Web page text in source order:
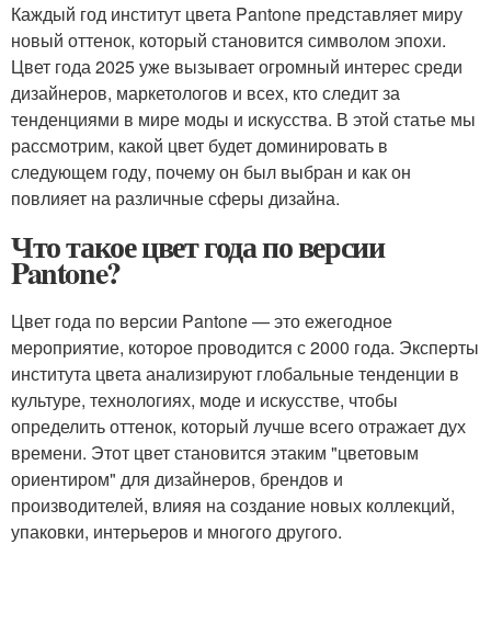
Каждый год институт цвета Pantone представляет миру
новый оттенок, который становится символом эпохи.
Цвет года 2025 уже вызывает огромный интерес среди
дизайнеров, маркетологов и всех, кто следит за
тенденциями в мире моды и искусства. В этой статье мы
рассмотрим, какой цвет будет доминировать в
следующем году, почему он был выбран и как он
повлияет на различные сферы дизайна.
Что такое цвет года по версии
Pantone?
Цвет года по версии Pantone — это ежегодное
мероприятие, которое проводится с 2000 года. Эксперты
института цвета анализируют глобальные тенденции в
культуре, технологиях, моде и искусстве, чтобы
определить оттенок, который лучше всего отражает дух
времени. Этот цвет становится этаким "цветовым
ориентиром" для дизайнеров, брендов и
производителей, влияя на создание новых коллекций,
упаковки, интерьеров и многого другого.